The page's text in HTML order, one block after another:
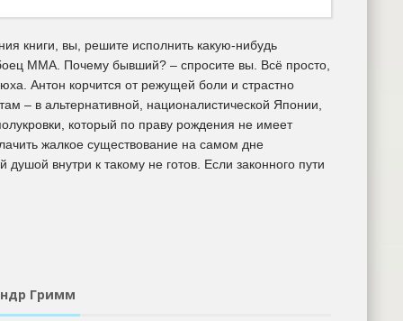
книги, вы, решите исполнить какую-нибудь
ММА. Почему бывший? – спросите вы. Всё просто,
Антон корчится от режущей боли и страстно
– в альтернативной, националистической Японии,
который по праву рождения не имеет
жалкое существование на самом дне
внутри к такому не готов. Если законного пути
Гримм